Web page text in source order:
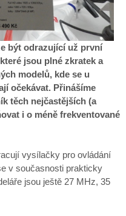
být odrazující už první
jsou plné zkratek a
modelů, kde se u
očekávat. Přinášíme
těch nejčastějších (a
i o méně frekventované
vysílačky pro ovládání
v současnosti prakticky
jsou ještě 27 MHz, 35